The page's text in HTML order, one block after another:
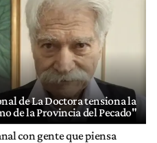
de La Doctora tensiona la
de la Provincia del Pecado"
con gente que piensa